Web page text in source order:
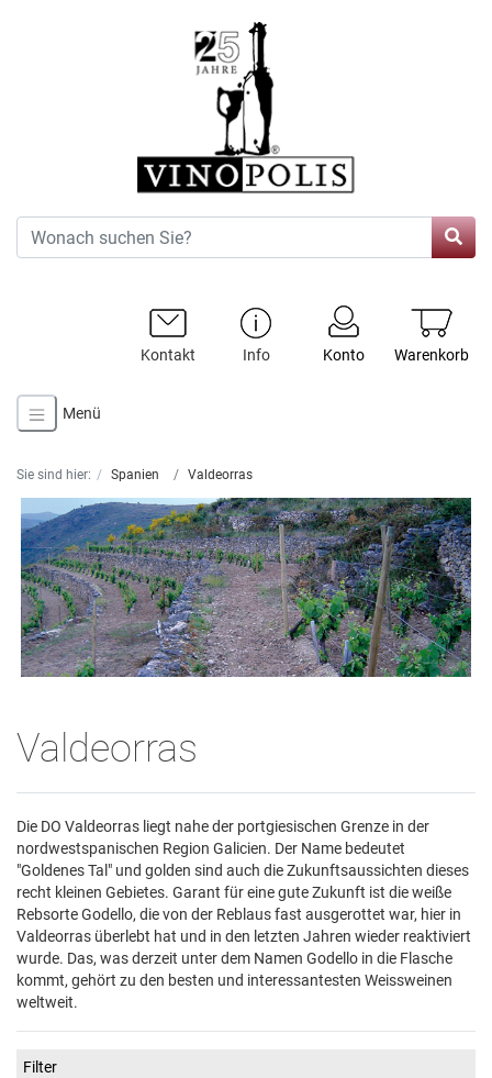
Warenkorb
Konto
Info
Kontakt
Menü
Sie sind hier: Spanien Valdeorras
Valdeorras
Die DO Valdeorras liegt nahe der portgiesischen Grenze in der
nordwestspanischen Region Galicien. Der Name bedeutet
"Goldenes Tal" und golden sind auch die Zukunftsaussichten dieses
recht kleinen Gebietes. Garant für eine gute Zukunft ist die weiße
Rebsorte Godello, die von der Reblaus fast ausgerottet war, hier in
Valdeorras überlebt hat und in den letzten Jahren wieder reaktiviert
wurde. Das, was derzeit unter dem Namen Godello in die Flasche
kommt, gehört zu den besten und interessantesten Weissweinen
weltweit.
Filter